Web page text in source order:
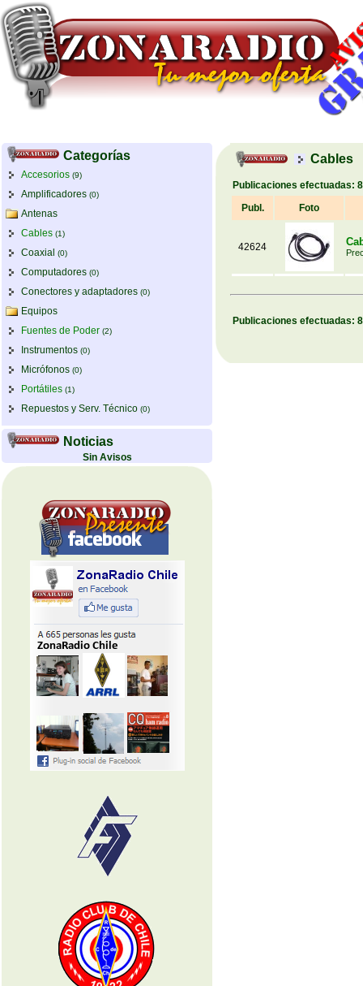
Categorías
Accesorios (9)
Amplificadores (0)
Antenas
Cables (1)
Coaxial (0)
Computadores (0)
Conectores y adaptadores (0)
Equipos
Fuentes de Poder (2)
Instrumentos (0)
Micrófonos (0)
Portátiles (1)
Repuestos y Serv. Técnico (0)
Noticias
Sin Avisos
Cables
Publicaciones efectuadas:
Publ.
Foto
42624
Publicaciones efectuadas: